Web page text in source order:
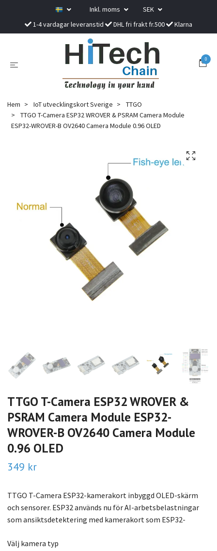
Inkl. moms
SEK
1-4 vardagar leveranstid
DHL fri frakt fr.500 Klarna
0
Hem IoT utvecklingskort Sverige
TTGO
TTGO T-Camera ESP32 WROVER & PSRAM Camera Module
ESP32-WROVER-B OV2640 Camera Module 0.96 OLED
TTGO T-Camera ESP32 WROVER &
PSRAM Camera Module ESP32-
WROVER-B OV2640 Camera Module
0.96 OLED
349 kr
TTGO T-Camera ESP32-kamerakort inbyggd OLED-skärm
och sensorer. ESP32 används nu för AI-arbetsbelastningar
som ansiktsdetektering med kamerakort som ESP32-
Välj kamera typ